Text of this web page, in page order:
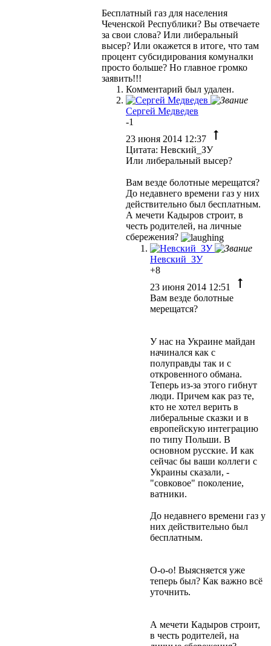
Бесплатный газ для населения
Чеченской Республики? Вы отвечаете
за свои слова? Или либеральный
высер? Или окажется в итоге, что там
процент субсидирования комуналки
просто больше? Но главное громко
заявить!!!
Комментарий был удален.
Сергей Медведев
-1
23 июня 2014 12:37
Цитата: Невский_ЗУ
Или либеральный высер?
Вам везде болотные мерещатся?
До недавнего времени газ у них
действительно был бесплатным.
А мечети Кадыров строит, в
честь родителей, на личные
сбережения?
Невский_ЗУ
+8
23 июня 2014 12:51
Вам везде болотные
мерещатся?
У нас на Украине майдан
начинался как с
полуправды так и с
откровенного обмана.
Теперь из-за этого гибнут
люди. Причем как раз те,
кто не хотел верить в
либеральные сказки и в
европейскую интеграцию
по типу Польши. В
основном русские. И как
сейчас бы ваши коллеги с
Украины сказали, -
"совковое" поколение,
ватники.
До недавнего времени газ у
них действительно был
бесплатным.
О-о-о! Выясняется уже
теперь был? Как важно всё
уточнить.
А мечети Кадыров строит,
в честь родителей, на